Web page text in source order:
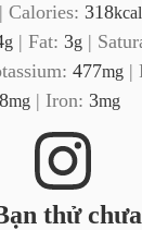
| Calories: 318kcal
g | Fat: 3g |
477mg |
mg | Iron: 3mg
thử